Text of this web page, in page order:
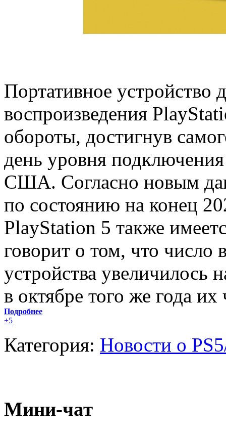
Портативное устройство
воспроизведения
обороты, достигнув
день уровня
США. Согласно новым
по состоянию на конец
PlayStation 5 также
говорит о том, что число
устройства увеличилось
в октябре того же года
Подробнее
+5
Категория: Новости о
Мини-чат